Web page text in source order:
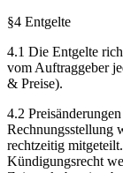
§4 Entgelte
4.1 Die Entgelte
vom Auftraggeber
& Preise).
4.2
Rechnungsstellung
rechtzeitig
Kündigungsrecht